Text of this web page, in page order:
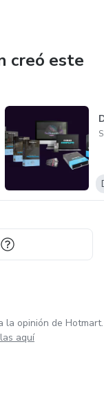
de
que les brinde
vivido en carne
a mi experiencia
método que ha
en tu camino
creó este
la opinión de Hotmart.
aquí